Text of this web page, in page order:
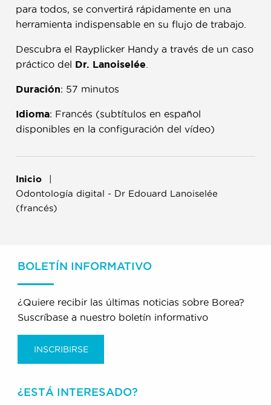
Inicio
Odontología digital - Dr Edouard Lanoiselée
(francés)
para todos, se convertirá rápidamente en una
herramienta indispensable en su flujo de trabajo.
Descubra el Rayplicker Handy a través de un caso
práctico del Dr. Lanoiselée
Duración: 57 minutos
Idioma: Francés (subtítulos en español
disponibles en la configuración del vídeo)
BOLETÍN INFORMATIVO
¿Quiere recibir las últimas noticias sobre Borea?
Suscríbase a nuestro boletín informativo
INSCRIBIRSE
¿ESTÁ INTERESADO?